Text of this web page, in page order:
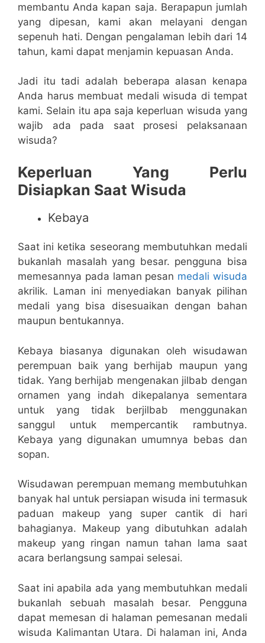
membantu Anda kapan saja. Berapapun jumlah
yang dipesan, kami akan melayani dengan
sepenuh hati. Dengan pengalaman lebih dari 14
tahun, kami dapat menjamin kepuasan Anda.
Jadi itu tadi adalah beberapa alasan kenapa
Anda harus membuat medali wisuda di tempat
kami. Selain itu apa saja keperluan wisuda yang
wajib ada pada saat prosesi pelaksanaan
wisuda?
Keperluan Yang Perlu
Disiapkan Saat Wisuda
Kebaya
Saat ini ketika seseorang membutuhkan medali
bukanlah masalah yang besar. pengguna bisa
memesannya pada laman pesan medali wisuda
akrilik. Laman ini menyediakan banyak pilihan
medali yang bisa disesuaikan dengan bahan
maupun bentukannya.
Kebaya biasanya digunakan oleh wisudawan
perempuan baik yang berhijab maupun yang
tidak. Yang berhijab mengenakan jilbab dengan
ornamen yang indah dikepalanya sementara
untuk yang tidak berjilbab menggunakan
sanggul untuk mempercantik rambutnya.
Kebaya yang digunakan umumnya bebas dan
sopan.
Wisudawan perempuan memang membutuhkan
banyak hal untuk persiapan wisuda ini termasuk
paduan makeup yang super cantik di hari
bahagianya. Makeup yang dibutuhkan adalah
makeup yang ringan namun tahan lama saat
acara berlangsung sampai selesai.
Saat ini apabila ada yang membutuhkan medali
bukanlah sebuah masalah besar. Pengguna
dapat memesan di halaman pemesanan medali
wisuda Kalimantan Utara. Di halaman ini, Anda